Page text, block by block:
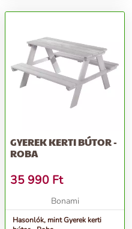
GYEREK KERTI BÚTOR -
ROBA
35 990 Ft
Bonami
Hasonlók, mint Gyerek kerti